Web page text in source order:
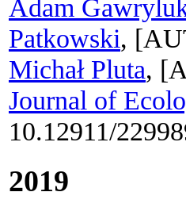
Adam
Patkowski,
Michał Pluta,
Journal of
10.12911/
2019